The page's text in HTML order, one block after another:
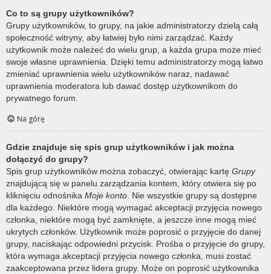
Co to są grupy użytkowników?
Grupy użytkowników, to grupy, na jakie administratorzy dzielą całą
społeczność witryny, aby łatwiej było nimi zarządzać. Każdy
użytkownik może należeć do wielu grup, a każda grupa może mieć
swoje własne uprawnienia. Dzięki temu administratorzy mogą łatwo
zmieniać uprawnienia wielu użytkowników naraz, nadawać
uprawnienia moderatora lub dawać dostęp użytkownikom do
prywatnego forum.
Na górę
Gdzie znajduje się spis grup użytkowników i jak można
dołączyć do grupy?
Spis grup użytkowników można zobaczyć, otwierając kartę Grupy
znajdującą się w panelu zarządzania kontem, który otwiera się po
kliknięciu odnośnika Moje konto . Nie wszystkie grupy są dostępne
dla każdego. Niektóre mogą wymagać akceptacji przyjęcia nowego
członka, niektóre mogą być zamknięte, a jeszcze inne mogą mieć
ukrytych członków. Użytkownik może poprosić o przyjęcie do danej
grupy, naciskając odpowiedni przycisk. Prośba o przyjęcie do grupy,
która wymaga akceptacji przyjęcia nowego członka, musi zostać
zaakceptowana przez lidera grupy. Może on poprosić użytkownika